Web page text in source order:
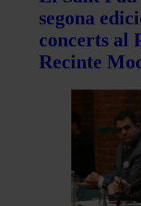
segona
concerts al
Recinte